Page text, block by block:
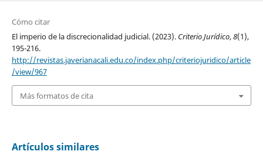
Cómo citar
El imperio de la discrecionalidad judicial. (2023). Criterio Jurídico,8(1),
195-216.
http://revistas.javerianacali.edu.co/index.php/criteriojuridico/article
/view/967
Más formatos de cita
Artículos similares